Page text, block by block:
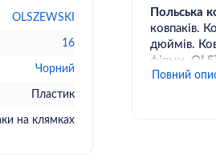
OLSZEWSKI
16
Чорний
Пластик
на клямках
Польська
ковпаків.
дюймів.
фірми
Mika16"
Повний